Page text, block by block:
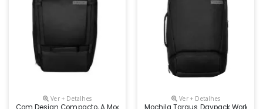
Ver + Detalhes Ver + Detalhes